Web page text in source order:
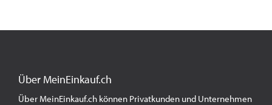
Über MeinEinkauf.ch
Über MeinEinkauf.ch können Privatkunden und Unternehmen